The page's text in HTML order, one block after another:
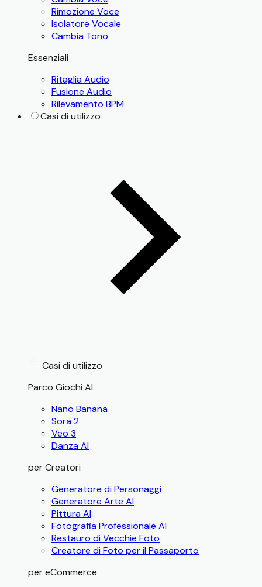
Rimozione Voce
Isolatore Vocale
Cambia Tono
Essenziali
Ritaglia Audio
Fusione Audio
Rilevamento BPM
Casi di utilizzo
Casi di utilizzo
Parco Giochi AI
Nano Banana
Sora 2
Veo 3
Danza AI
per Creatori
Generatore di Personaggi
Generatore Arte AI
Pittura AI
Fotografia Professionale AI
Restauro di Vecchie Foto
Creatore di Foto per il Passaporto
per eCommerce